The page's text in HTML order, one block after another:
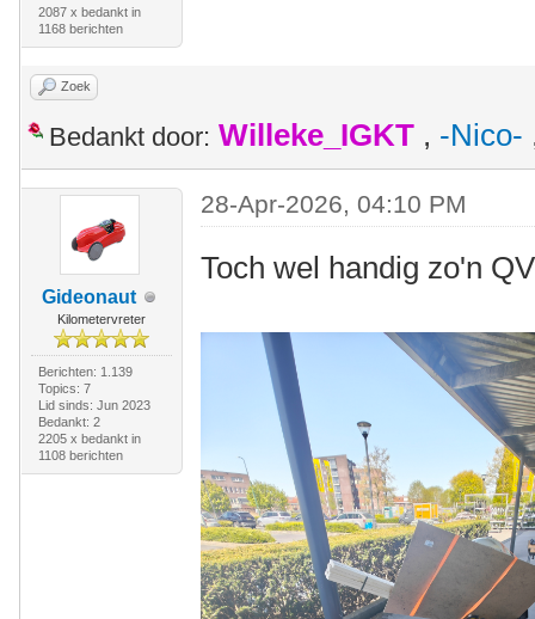
2087 x bedankt in
1168 berichten
Zoek
Bedankt door: Willeke_IGKT , -Nico-
Gideonaut
Kilometervreter
Berichten: 1.139
Topics: 7
Lid sinds: Jun 2023
Bedankt: 2
2205 x bedankt in
1108 berichten
28-Apr-2026, 04:10 PM
Toch wel handig zo'n